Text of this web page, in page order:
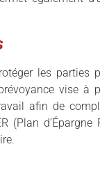
les parties
vise à
afin de
(Plan d’Épargne